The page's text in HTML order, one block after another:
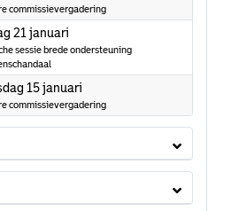
commissievergadering
21 januari
sessie brede ondersteuning
15 januari
commissievergadering